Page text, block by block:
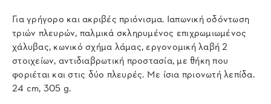
Για γρήγορο και ακριβές πριόνισμα. Ιαπωνική οδόντωση
τριών πλευρών, παλμικά σκληρυμένος επιχρωμιωμένος
χάλυβας, κωνικό σχήμα λάμας, εργονομική λαβή 2
στοιχείων, αντιδιαβρωτική προστασία, με θήκη που
φοριέται και στις δύο πλευρές. Με ίσια πριονωτή λεπίδα.
24 cm, 305 g.